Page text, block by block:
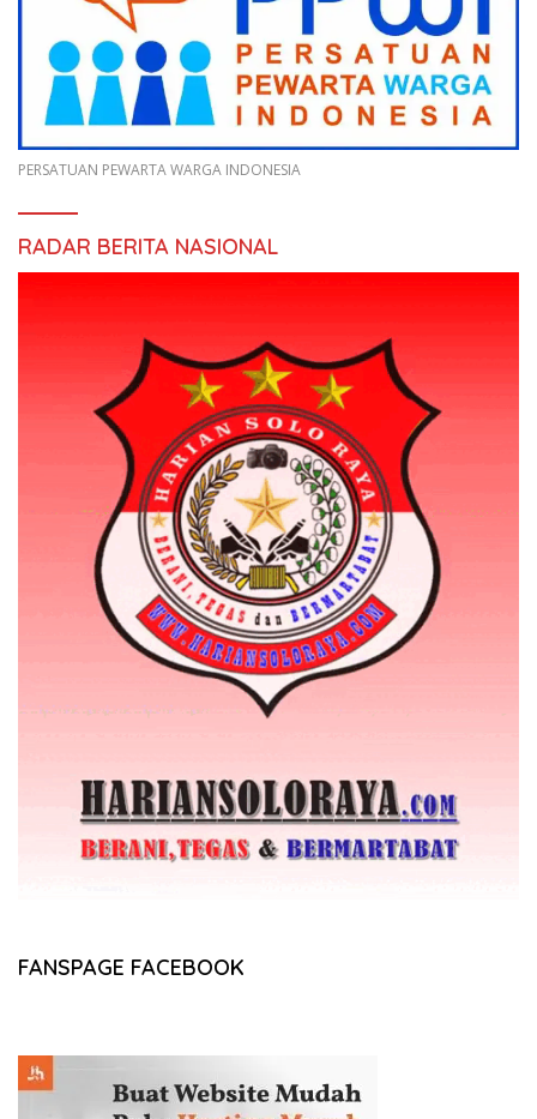
PERSATUAN PEWARTA WARGA INDONESIA
RADAR BERITA NASIONAL
FANSPAGE FACEBOOK